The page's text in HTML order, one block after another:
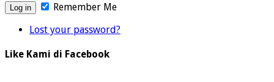
Remember Me
Lost your password?
Like Kami di Facebook